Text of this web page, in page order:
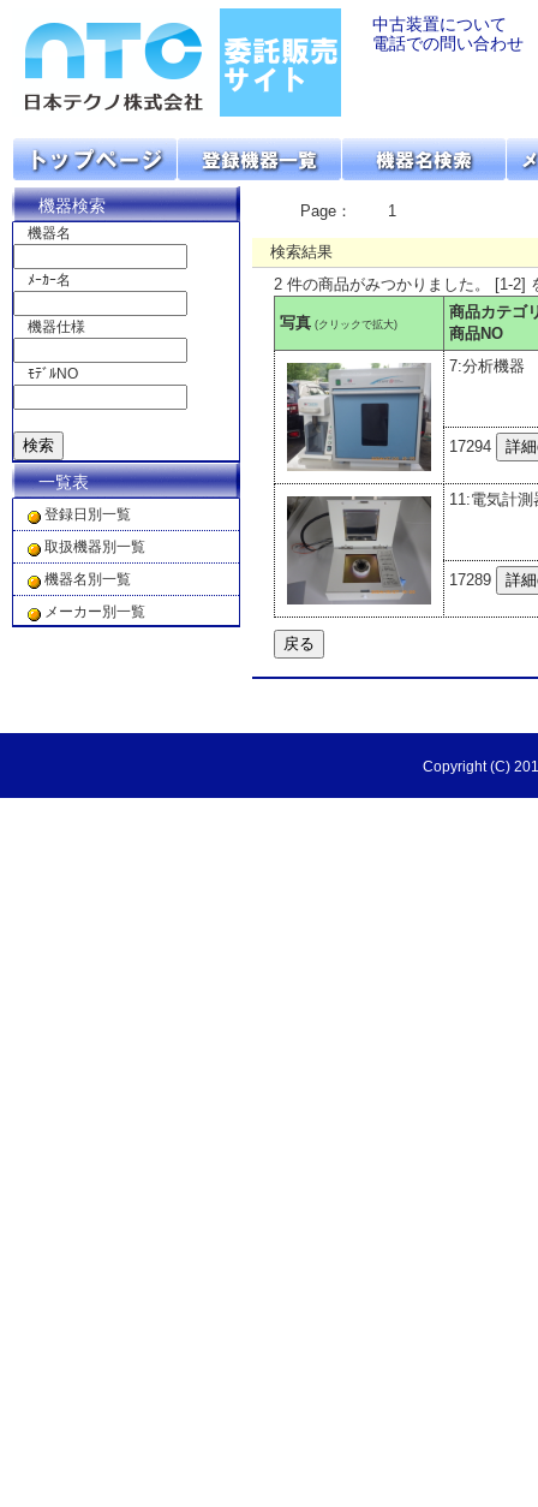
中古装置について
電話での問い合わせ
機器検索
機器名
ﾒｰｶｰ名
機器仕様
ﾓﾃﾞﾙNO
一覧表
登録日別一覧
取扱機器別一覧
機器名別一覧
メーカー別一覧
Page： 1
検索結果
2 件の商品がみつかりました。 [1-2]
写真 (クリックで拡大)
商品カテゴ
商品NO
7:分析機器
17294
11:電気計測
17289
Copyright (C)